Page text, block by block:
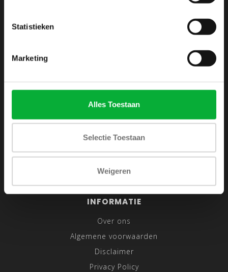
Statistieken
Marketing
Alles Toestaan
Selectie Toestaan
Weigeren
+31 6 42 52 32 80
INFORMATIE
Over ons
Algemene voorwaarden
Disclaimer
Privacy Policy